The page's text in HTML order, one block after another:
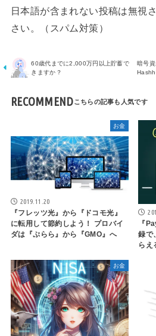
日本語が含まれない投稿は無視
さい。（スパム対策）
60歳代までに2,000万円以上貯蓄で
きますか？
暗号
RECOMMEND
お金
2019.11.20
『フレッツ光』から『ドコモ光』
に転用して節約しよう！ プロバイ
ダは『ぷらら』から『GMO』へ
『
録で
らえ
お金